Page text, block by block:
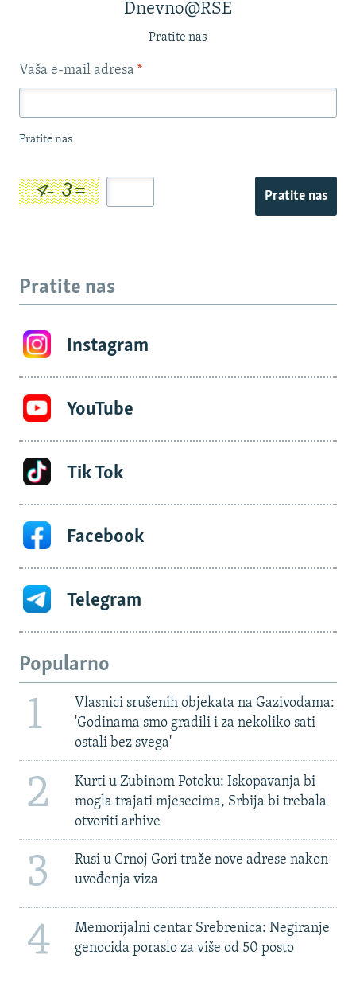
Dnevno@RSE
Pratite nas
Vaša e-mail adresa *
Pratite nas
Pratite nas
Pratite nas
Instagram
YouTube
Tik Tok
Facebook
Telegram
Popularno
1
Vlasnici srušenih objekata na Gazivodama:
'Godinama smo gradili i za nekoliko sati
ostali bez svega'
2
Kurti u Zubinom Potoku: Iskopavanja bi
mogla trajati mjesecima, Srbija bi trebala
otvoriti arhive
3
Rusi u Crnoj Gori traže nove adrese nakon
uvođenja viza
4
Memorijalni centar Srebrenica: Negiranje
genocida poraslo za više od 50 posto